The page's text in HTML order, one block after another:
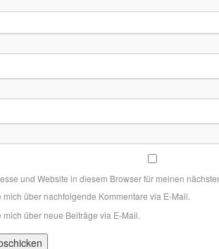
und Website in diesem Browser für meinen
mich über nachfolgende Kommentare via E-Mail.
mich über neue Beiträge via E-Mail.